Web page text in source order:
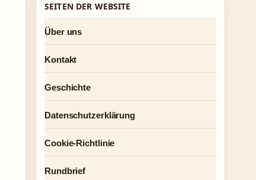
SEITEN DER WEBSITE
Über uns
Kontakt
Geschichte
Datenschutzerklärung
Cookie-Richtlinie
Rundbrief